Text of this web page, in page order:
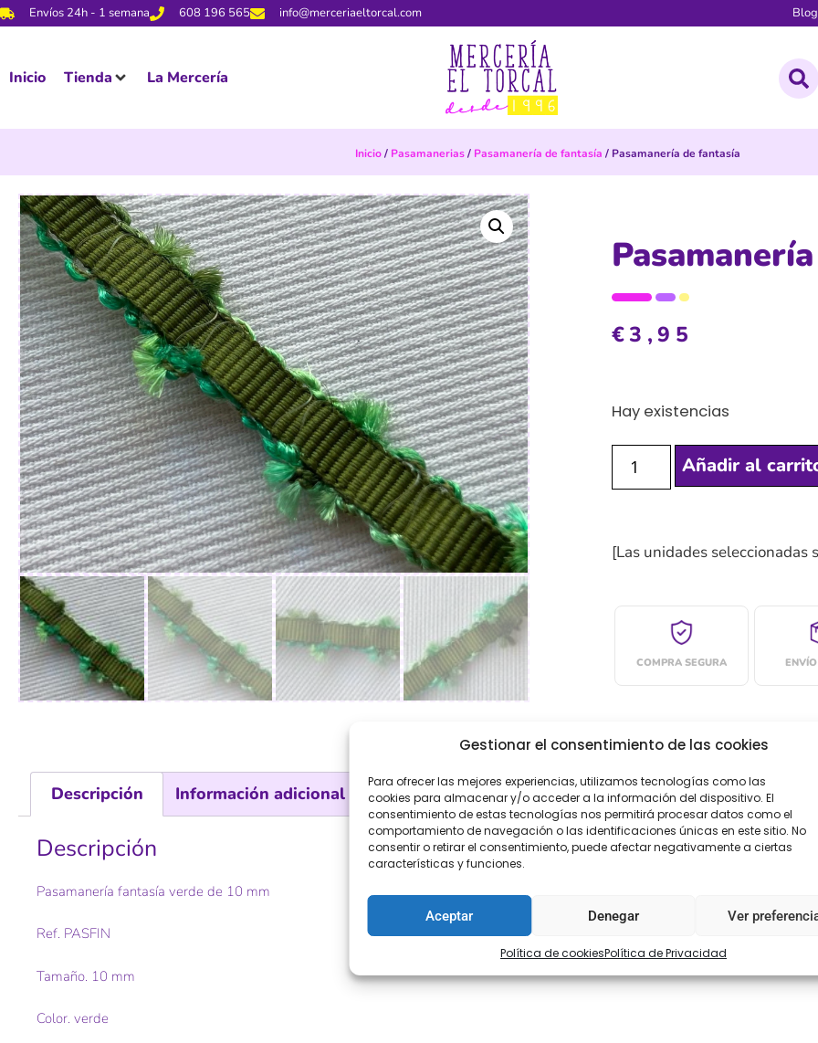
Gestionar el consentimiento de las cookies
Para ofrecer las mejores experiencias, utilizamos tecnologías como las
cookies para almacenar y/o acceder a la información del dispositivo. El
consentimiento de estas tecnologías nos permitirá procesar datos como el
comportamiento de navegación o las identificaciones únicas en este sitio. No
consentir o retirar el consentimiento, puede afectar negativamente a ciertas
características y funciones.
Aceptar Denegar Ver
Política de cookiesPolítica de Privacidad
Envíos 24h - 1 semana 608 196 565 info@merceriaeltorcal.com Blog
Inicio Tienda La Mercería
Inicio/ Pasamanerias/ Pasamanería de fantasía / Pasamanería de fantasía
€3,95
Hay existencias
Añadir al
[Las unidades seleccionadas
COMPRA SEGURA
Descripción Información adicional Valoraciones (0)
Descripción
Pasamanería fantasía verde de 10 mm
Ref. PASFIN
Tamaño. 10 mm
Color. verde